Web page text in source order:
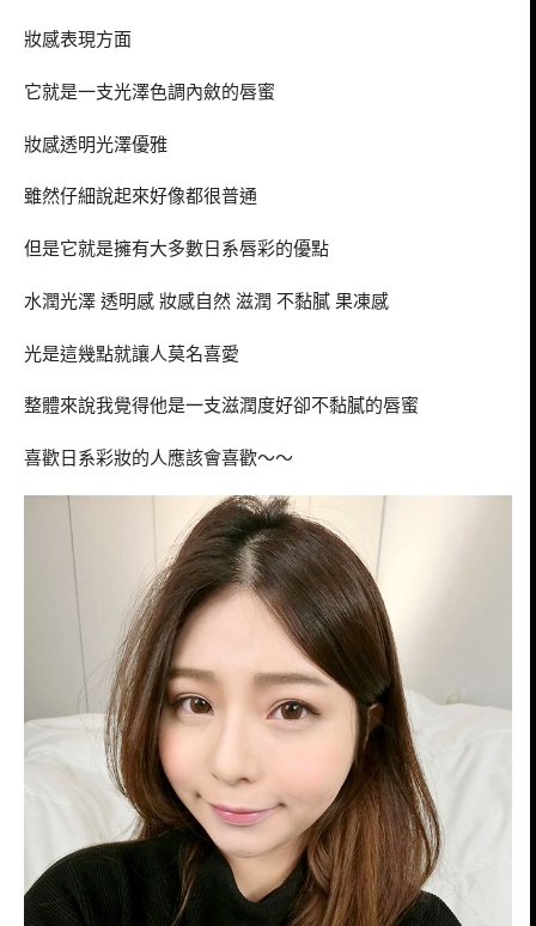
妝感表現方面
它就是一支光澤色調內斂的唇蜜
妝感透明光澤優雅
雖然仔細說起來好像都很普通
但是它就是擁有大多數日系唇彩的優點
水潤光澤 透明感 妝感自然 滋潤 不黏膩 果凍感
光是這幾點就讓人莫名喜愛
整體來說我覺得他是一支滋潤度好卻不黏膩的唇蜜
喜歡日系彩妝的人應該會喜歡～～